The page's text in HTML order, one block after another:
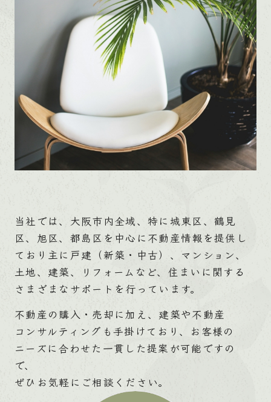
当社では、大阪市内全域、特に城東区、鶴見
区、旭区、都島区を中心に不動産情報を提供し
ており主に戸建（新築・中古）、マンション、
土地、建築、リフォームなど、住まいに関する
さまざまなサポートを行っています。
不動産の購入・売却に加え、建築や不動産
コンサルティングも手掛けており、お客様の
ニーズに合わせた一貫した提案が可能ですの
で、
ぜひお気軽にご相談ください。